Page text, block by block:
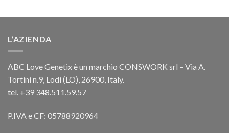
L’AZIENDA
ABC Love Genetix è un marchio CONSWORK srl – Via A.
Tortini n.9, Lodi (LO), 26900, Italy.
tel. +39 348.511.59.57
P.IVA e CF: 05788920964